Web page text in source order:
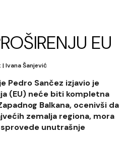
EU
|Ivana Šanjević
Pedro Sančez izjavio je
(EU) neće biti kompletna
Balkana, ocenivši da
zemalja regiona, mora
unutrašnje